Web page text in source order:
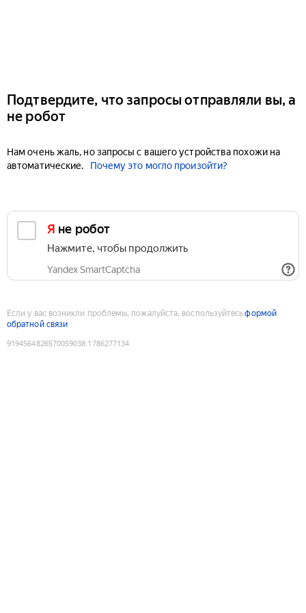
Подтвердите, что запросы отправляли вы, а
не робот
Нам очень жаль, но запросы с вашего устройства похожи на
автоматические.
Почему это могло произойти?
Я не робот
Нажмите, чтобы продолжить
Yandex SmartCaptcha
Если у вас возникли проблемы, пожалуйста, воспользуйтесьформой
обратной связи
9194564826570059038:1786277134